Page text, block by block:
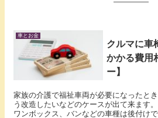
車とお金
クルマに車
かかる費用
ー】
家族の介護で福祉車両が必要になったと
う改造したいなどのケースが出て来ます
ワンボックス、バンなどの車種は後付け